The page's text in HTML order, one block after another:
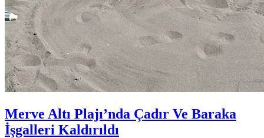
Merve Altı Plajı’nda Çadır Ve Baraka
İşgalleri Kaldırıldı